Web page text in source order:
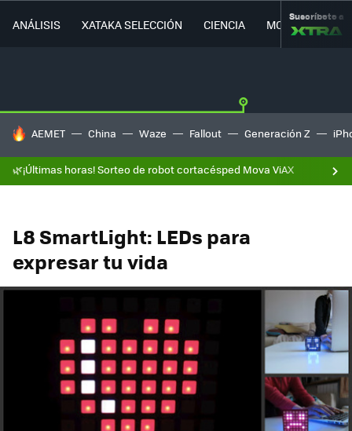
ANÁLISIS XATAKA SELECCIÓN CIENCIA MOVILIDAD
Suscríbete a
HOY SE HABLA DE
AEMET China Waze Fallout Generación Z
🌿¡Últimas horas! Sorteo de robot cortacésped Mova ViAX
L8 SmartLight: LEDs para
expresar tu vida